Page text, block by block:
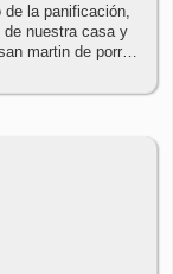
la panificación,
nuestra casa y
martin de porres